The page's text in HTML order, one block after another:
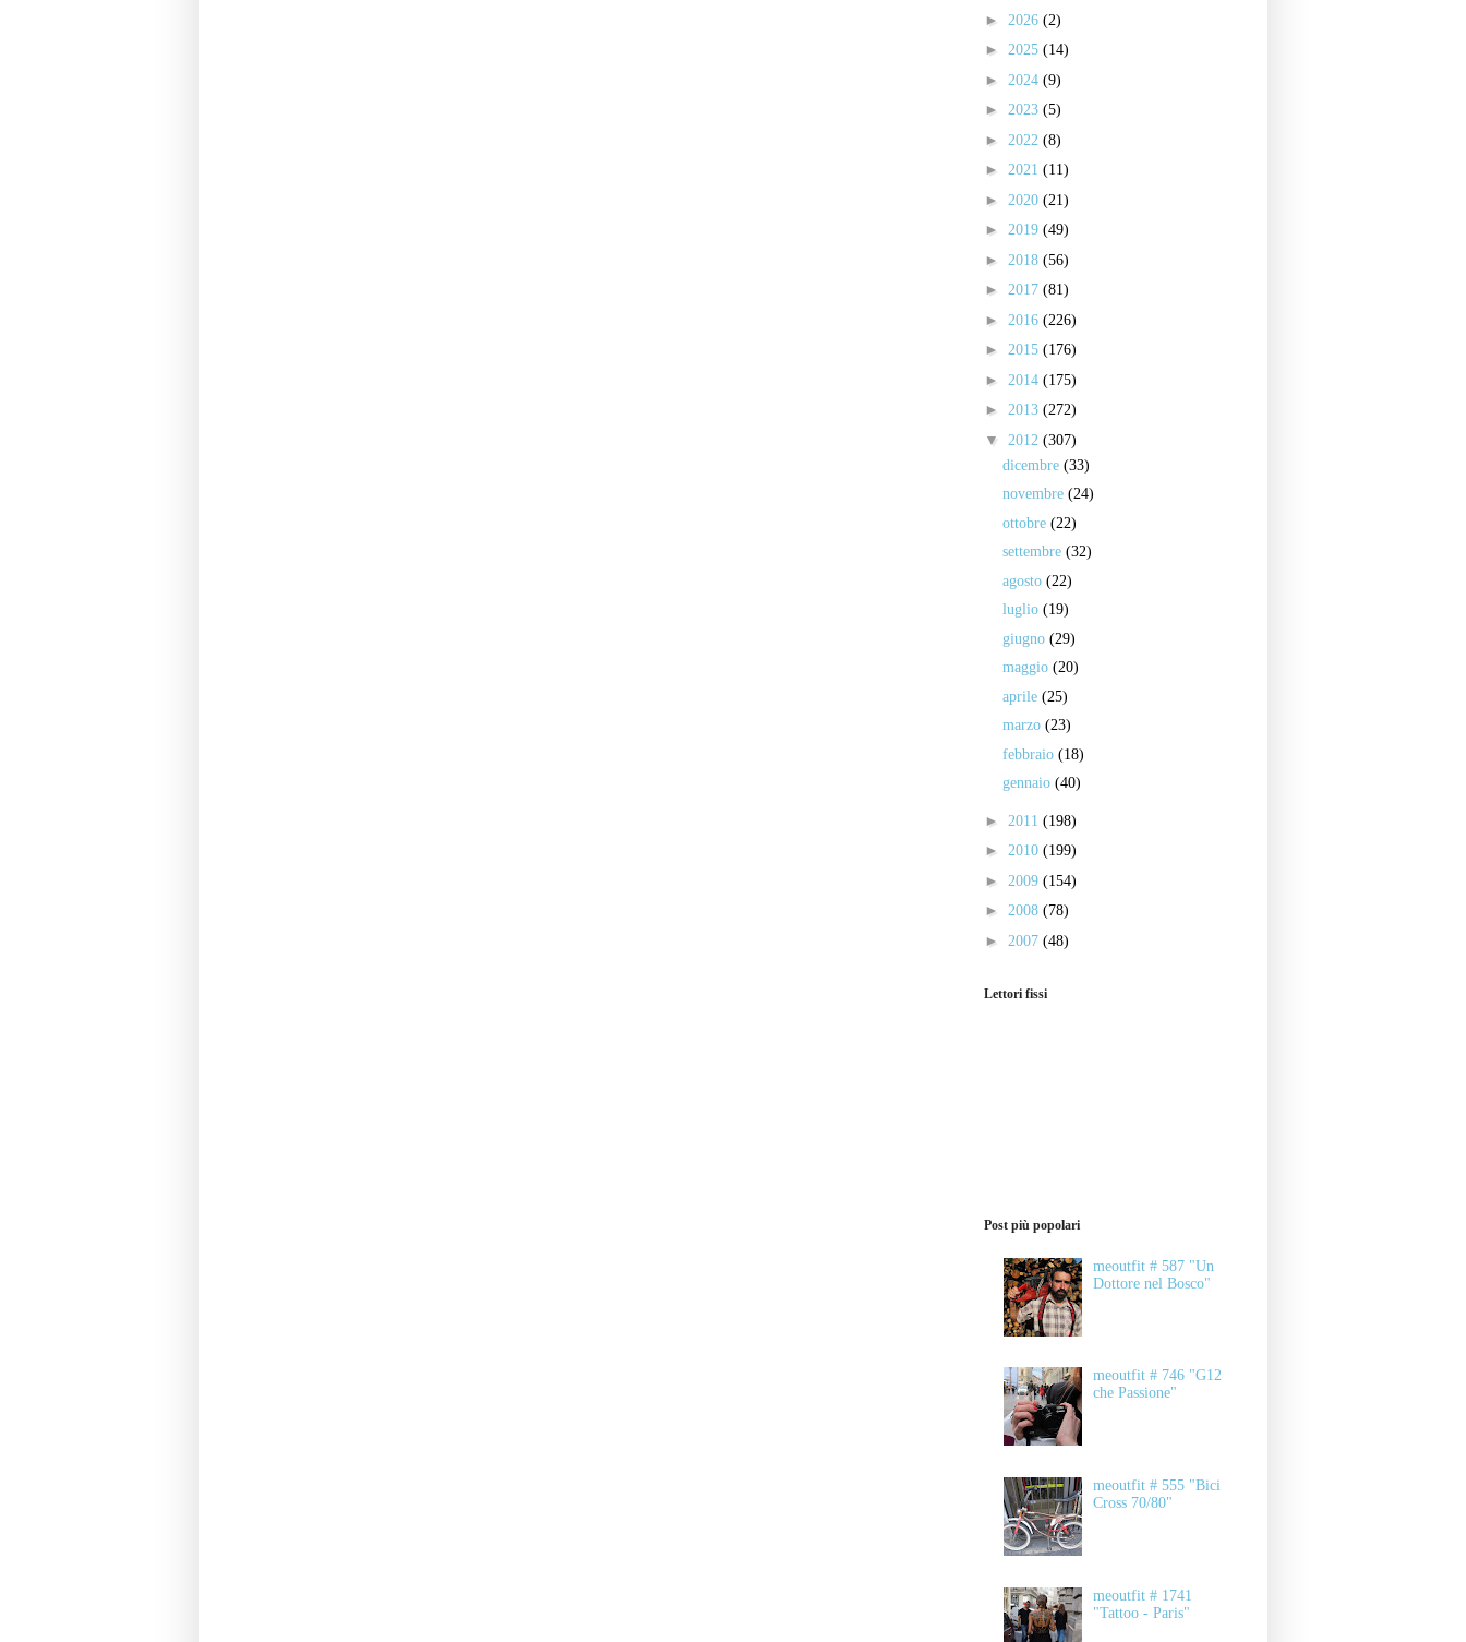
► 2026 (2)
► 2025 (14)
► 2024 (9)
► 2023 (5)
► 2022 (8)
► 2021 (11)
► 2020 (21)
► 2019 (49)
► 2018 (56)
► 2017 (81)
► 2016 (226)
► 2015 (176)
► 2014 (175)
► 2013 (272)
▼ 2012 (307)
dicembre (33)
novembre (24)
ottobre (22)
settembre (32)
agosto (22)
luglio (19)
giugno (29)
maggio (20)
aprile (25)
marzo (23)
febbraio (18)
gennaio (40)
► 2011 (198)
► 2010 (199)
► 2009 (154)
► 2008 (78)
► 2007 (48)
Lettori fissi
Post più popolari
meoutfit # 587 "Un
Dottore nel Bosco"
meoutfit # 746 "G12
che Passione"
meoutfit # 555 "Bici
Cross 70/80"
meoutfit # 1741
"Tattoo - Paris"